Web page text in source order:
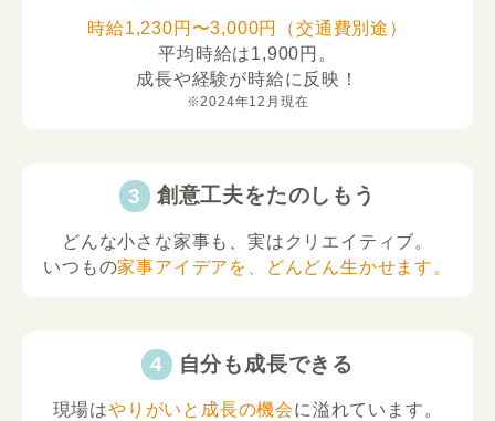
時給1,230円〜3,000円（交通費別途）
平均時給は1,900円。
成長や経験が時給に反映！
※2024年12月現在
創意工夫をたのしもう
どんな小さな家事も、実はクリエイティブ。
いつもの家事アイデアを、どんどん生かせます。
自分も成長できる
現場はやりがいと成長の機会に溢れています。